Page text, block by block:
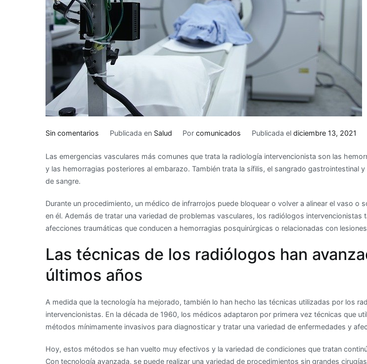
Sin comentarios
es
la
Publicada en Salud Porcomunicados Publicada el diciembre 13, 2021
Las emergencias vasculares más comunes que trata la radiología intervencionista son las
y las hemorragias posteriores al embarazo. También trata la sífilis, el sangrado gastrointestinal
de sangre.
Durante un procedimiento, un médico de infrarrojos puede bloquear o volver a alinear el vaso o
en él. Además de tratar una variedad de problemas vasculares, los radiólogos intervencionistas
afecciones traumáticas que conducen a hemorragias posquirúrgicas o relacionadas con
Las técnicas de los radiólogos han
últimos años
A medida que la tecnología ha mejorado, también lo han hecho las técnicas utilizadas por los
intervencionistas. En la década de 1960, los médicos adaptaron por primera vez técnicas que
métodos mínimamente invasivos para diagnosticar y tratar una variedad de enfermedades y
Hoy, estos métodos se han vuelto muy efectivos y la variedad de condiciones que tratan
Con tecnología avanzada, se puede realizar una variedad de procedimientos sin grandes